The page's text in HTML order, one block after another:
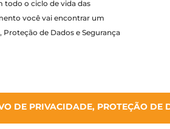
todo o ciclo de vida das
você vai encontrar um
de Dados e Segurança
DE PRIVACIDADE, PROTEÇÃO